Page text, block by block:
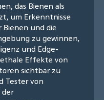
das Bienen als
um Erkenntnisse
Bienen und die
zu gewinnen,
und Edge-
Effekte von
sichtbar zu
Tester von